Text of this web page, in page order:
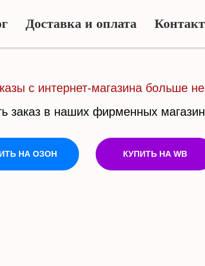
Доставка и оплата
с интернет-магазина больше
заказ в наших фирменных
КУПИТЬ НА WB
НА ОЗОН
Доставка и